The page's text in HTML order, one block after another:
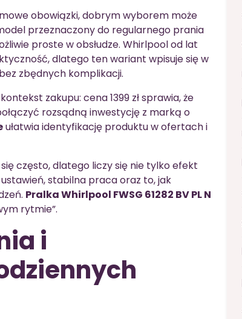
obowiązki, dobrym wyborem może
przeznaczony do regularnego prania
proste w obsłudze. Whirlpool od lat
dlatego ten wariant wpisuje się w
zbędnych komplikacji.
zakupu: cena 1399 zł sprawia, że
rozsądną inwestycję z marką o
ułatwia identyfikację produktu w ofertach i
często, dlatego liczy się nie tylko efekt
stabilna praca oraz to, jak
Pralka Whirlpool FWSG 61282 BV PL N
rytmie”.
i